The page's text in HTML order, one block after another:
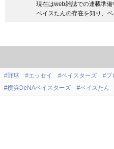
現在はweb雑誌での連載準
ベイスたんの存在を知り、ベ
#野球 #エッセイ #ベイスターズ #プ
#横浜DeNAベイスターズ
#ベイスたん